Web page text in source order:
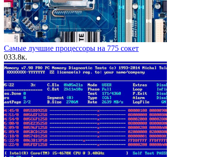
Самые лучшие процессоры на 775 сокет
033.8к.